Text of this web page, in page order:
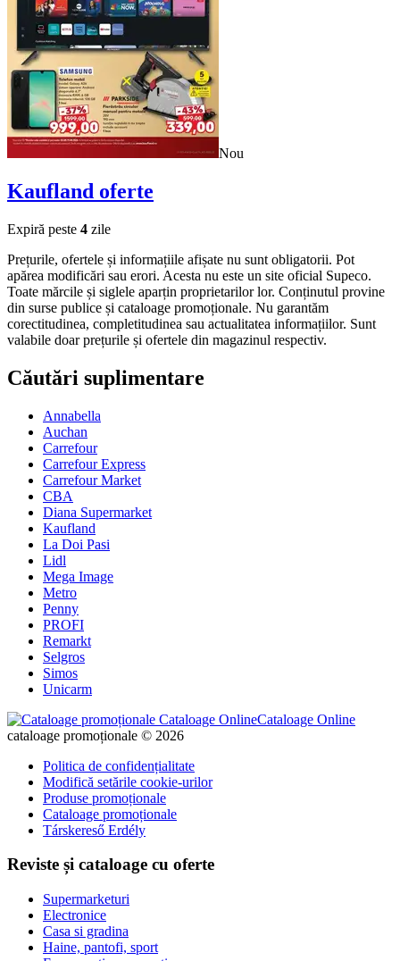
Nou
Kaufland oferte
Expiră peste 4 zile
Prețurile, ofertele și informațiile afișate nu sunt obligatorii. Pot
apărea modificări sau erori. Acesta nu este un site oficial Supeco.
Toate mărcile și siglele aparțin proprietarilor lor. Conținutul provine
din surse publice și cataloage promoționale. Nu garantăm
corectitudinea, completitudinea sau actualitatea informațiilor. Sunt
valabile doar prețurile și ofertele din magazinul respectiv.
Căutări suplimentare
Annabella
Auchan
Carrefour
Carrefour Express
Carrefour Market
CBA
Diana Supermarket
Kaufland
La Doi Pasi
Lidl
Mega Image
Metro
Penny
PROFI
Remarkt
Selgros
Simos
Unicarm
Cataloage Online
cataloage promoționale © 2026
Politica de confidențialitate
Modifică setările cookie-urilor
Produse promoționale
Cataloage promoționale
Társkereső Erdély
Reviste și cataloage cu oferte
Supermarketuri
Electronice
Casa si gradina
Haine, pantofi, sport